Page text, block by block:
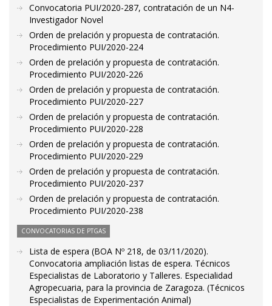
Convocatoria PUI/2020-287, contratación de un N4-
Investigador Novel
Orden de prelación y propuesta de contratación.
Procedimiento PUI/2020-224
Orden de prelación y propuesta de contratación.
Procedimiento PUI/2020-226
Orden de prelación y propuesta de contratación.
Procedimiento PUI/2020-227
Orden de prelación y propuesta de contratación.
Procedimiento PUI/2020-228
Orden de prelación y propuesta de contratación.
Procedimiento PUI/2020-229
Orden de prelación y propuesta de contratación.
Procedimiento PUI/2020-237
Orden de prelación y propuesta de contratación.
Procedimiento PUI/2020-238
CONVOCATORIAS DE PTGAS
Lista de espera (BOA Nº 218, de 03/11/2020).
Convocatoria ampliación listas de espera. Técnicos
Especialistas de Laboratorio y Talleres. Especialidad
Agropecuaria, para la provincia de Zaragoza. (Técnicos
Especialistas de Experimentación Animal)